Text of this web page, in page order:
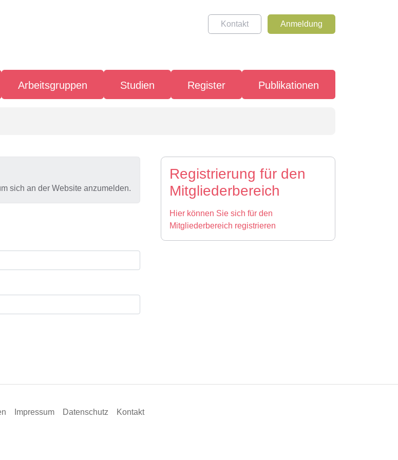
Kontakt Anmeldung
Arbeitsgruppen Studien Register Publikationen
sich an der Website anzumelden.
Registrierung für den
Mitgliederbereich
Hier können Sie sich für den
Mitgliederbereich registrieren
Impressum Datenschutz Kontakt